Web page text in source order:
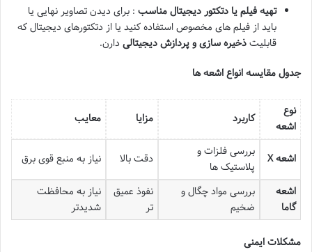
تهیه فیلم یا دتکتور دیجیتال مناسب : برای دیدن تصاویر نهایی یا
باید از فیلم های مخصوص استفاده کنید یا از دتکتورهای دیجیتال که
قابلیتذخیره سازی و پردازش دیجیتالی دارن.
جدول مقایسه انواع اشعه ها
نوع
اشعه
کاربرد مزایا معایب
اشعهX
بررسی فلزات و
پلاستیک ها
دقت بالا نیاز به منبع قوی برق
اشعه
گاما
بررسی مواد چگال و
ضخیم
نفوذ عمیق
تر
نیاز به محافظت
شدیدتر
مشکلات ایمنی